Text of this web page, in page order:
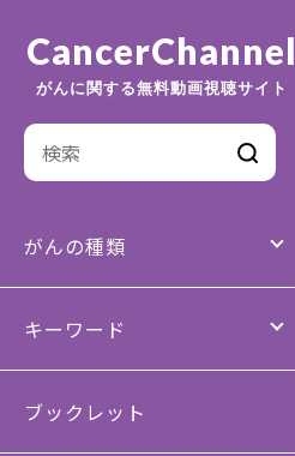
CancerChannel
がんに関する無料動画視聴サイト
がんの種類
キーワード
ブックレット